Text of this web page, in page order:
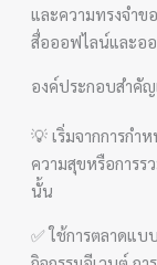
และความทรงจำ
สื่อออฟไลน์และอ
องค์ประกอบสำคั
💡 เริ่มจากการกำ
ความสุขหรือการ
นั้น
✅ ใช้การตลาดแ